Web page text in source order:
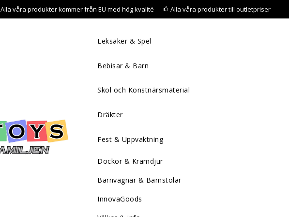
Alla våra produkter kommer från EU med hög kvalité Alla våra produkter till outletpriser
Leksaker & Spel
Bebisar & Barn
Skol och Konstnärsmaterial
Dräkter
Fest & Uppvaktning
Dockor & Kramdjur
Barnvagnar & Barnstolar
InnovaGoods